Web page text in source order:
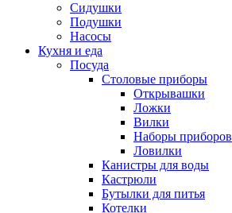
Сидушки
Подушки
Насосы
Кухня и еда
Посуда
Столовые приборы
Открывашки
Ложки
Вилки
Наборы приборов
Ловилки
Канистры для воды
Кастрюли
Бутылки для питья
Котелки